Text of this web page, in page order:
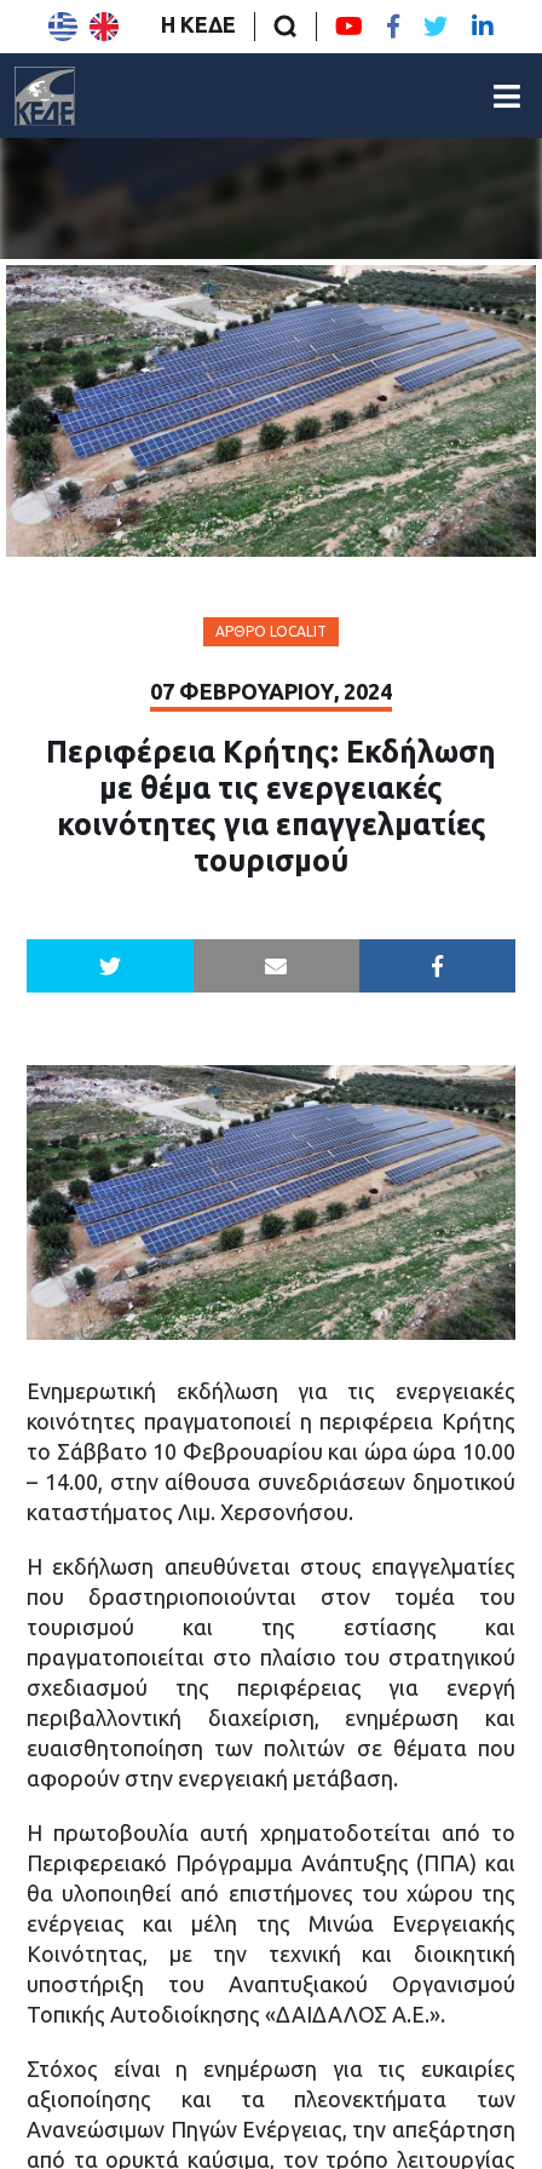
Η ΚΕΔΕ
ΆΡΘΡΟ LOCALIT
07 ΦΕΒΡΟΥΑΡΊΟΥ, 2024
Περιφέρεια Κρήτης: Εκδήλωση
με θέμα τις ενεργειακές
κοινότητες για επαγγελματίες
τουρισμού
Ενημερωτική εκδήλωση για τις ενεργειακές
κοινότητες πραγματοποιεί η περιφέρεια Κρήτης
το Σάββατο 10 Φεβρουαρίου και ώρα ώρα 10.00
– 14.00, στην αίθουσα συνεδριάσεων δημοτικού
καταστήματος Λιμ. Χερσονήσου.
Η εκδήλωση απευθύνεται στους επαγγελματίες
που δραστηριοποιούνται στον τομέα του
τουρισμού και της εστίασης και
πραγματοποιείται στο πλαίσιο του στρατηγικού
σχεδιασμού της περιφέρειας για ενεργή
περιβαλλοντική διαχείριση, ενημέρωση και
ευαισθητοποίηση των πολιτών σε θέματα που
αφορούν στην ενεργειακή μετάβαση.
Η πρωτοβουλία αυτή χρηματοδοτείται από το
Περιφερειακό Πρόγραμμα Ανάπτυξης (ΠΠΑ) και
θα υλοποιηθεί από επιστήμονες του χώρου της
ενέργειας και μέλη της Μινώα Ενεργειακής
Κοινότητας, με την τεχνική και διοικητική
υποστήριξη του Αναπτυξιακού Οργανισμού
Τοπικής Αυτοδιοίκησης «ΔΑΙΔΑΛΟΣ Α.Ε.».
Στόχος είναι η ενημέρωση για τις ευκαιρίες
αξιοποίησης και τα πλεονεκτήματα των
Ανανεώσιμων Πηγών Ενέργειας, την απεξάρτηση
από τα ορυκτά καύσιμα, τον τρόπο λειτουργίας